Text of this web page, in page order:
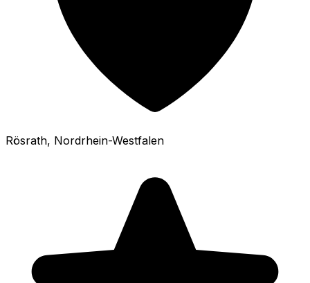
Rösrath, Nordrhein-Westfalen